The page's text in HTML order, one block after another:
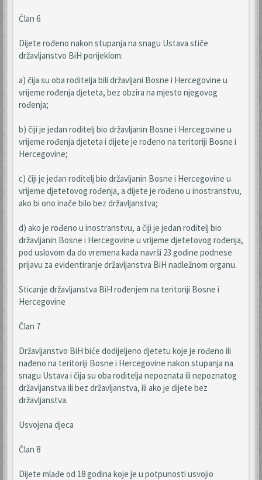
Član 6
Dijete rođeno nakon stupanja na snagu Ustava stiče
državljanstvo BiH porijeklom:
a) čija su oba roditelja bili državljani Bosne i Hercegovine u
vrijeme rođenja djeteta, bez obzira na mjesto njegovog
rođenja;
b) čiji je jedan roditelj bio državljanin Bosne i Hercegovine u
vrijeme rođenja djeteta i dijete je rođeno na teritoriji Bosne i
Hercegovine;
c) čiji je jedan roditelj bio državljanin Bosne i Hercegovine u
vrijeme djetetovog rođenja, a dijete je rođeno u inostranstvu,
ako bi ono inače bilo bez državljanstva;
d) ako je rođeno u inostranstvu, a čiji je jedan roditelj bio
državljanin Bosne i Hercegovine u vrijeme djetetovog rođenja,
pod uslovom da do vremena kada navrši 23 godine podnese
prijavu za evidentiranje državljanstva BiH nadležnom organu.
Sticanje državljanstva BiH rođenjem na teritoriji Bosne i
Hercegovine
Član 7
Državljanstvo BiH biće dodijeljeno djetetu koje je rođeno ili
nađeno na teritoriji Bosne i Hercegovine nakon stupanja na
snagu Ustava i čija su oba roditelja nepoznata ili nepoznatog
državljanstva ili bez državljanstva, ili ako je dijete bez
državljanstva.
Usvojena djeca
Član 8
Dijete mlađe od 18 godina koje je u potpunosti usvojio